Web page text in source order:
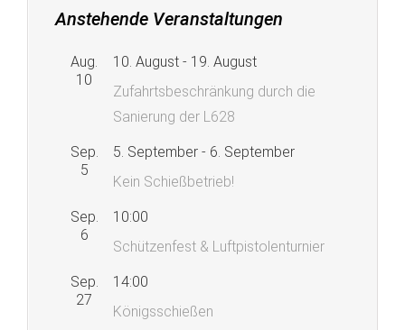
Anstehende Veranstaltungen
Aug.
10
10. August - 19. August
Zufahrtsbeschränkung durch die
Sanierung der L628
Sep.
5
5. September - 6. September
Kein Schießbetrieb!
Sep.
6
10:00
Schützenfest & Luftpistolenturnier
Sep.
27
14:00
Königsschießen